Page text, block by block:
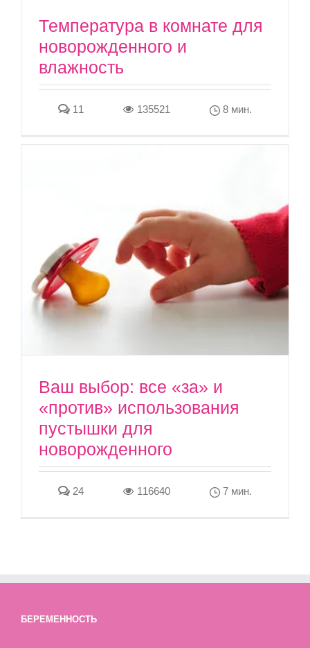
Температура в комнате для
новорожденного и
влажность
11 135521 8 мин.
Ваш выбор: все «за» и
«против» использования
пустышки для
новорожденного
24 116640 7 мин.
БЕРЕМЕННОСТЬ